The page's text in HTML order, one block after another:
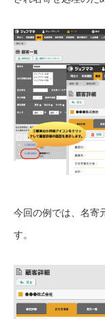
今回の例では、名寄
す。